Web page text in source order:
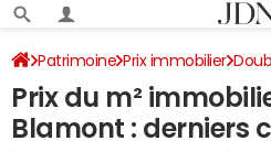
Patrimoine Prix immobilier
Prix du m²
Blamont : derniers